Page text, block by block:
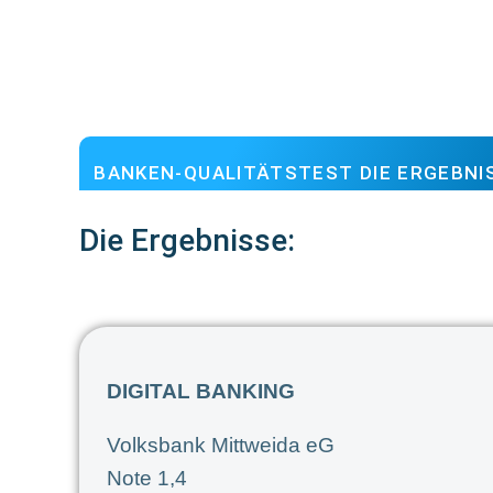
BANKEN-QUALITÄTSTEST DIE
Die Ergebnisse:
DIGITAL BANKING
Volksbank Mittweida eG
Note 1,4